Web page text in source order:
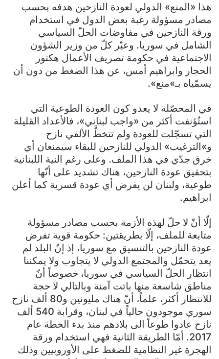
هذا «المنع» الدولي لعودة النازحين هدفه بحسب
مصادر مسؤولة رغبة بعض الدول في استخدام
ورقة النازحين في مفاوضات الحلّ السياسي
الشامل في سوريا. وعبّر كلّ من وزير الشؤون
الاجتماعية في حكومة تصريف الأعمال هكتور
الحجار وابراهيم أمس، عن هذا الضغط من دون أن
يسمّياه بـ»منع».
في المحصّلة لا يعدو كون العودة الطوعية التي
استُؤنفت أكثر من «واجب لبناني»، فالأعداد القليلة
التي تسجّلت للعودة ولم تتخطَّ الألفي نازح
و»الترغيب» الدولي للنازحين للبقاء سيمنعان أي
خرق جدّي في هذا الملف. وعلى رغم النية اللبنانية
بتحقيق عودة النازحين، هناك تشديد على أنّها
طوعية، ولبنان لن يفرض أي عودة قسرية كما أعلن
ابراهيم.
إلّا أنّ لا حلّ لهذه الأزمة بحسب مصادر مسؤولة
متابعة للملف، إلّا بطريقتين: حكومة قوية تفرض
عودة النازحين بالتنسيق مع سوريا، إذ إنّ البلد لم
يعد يتحمّل والمجتمع الدولي لا يتجاوب ولا يمكننا
انتظار الحلّ السياسي في سوريا، خصوصاً أنّ
مناطق شاسعة منها باتت آمنة وبالتالي لا حجة
للانتظار أكثر، علماً، أنّ هناك مليونين و80 ألف نازح
سوري موجودون حالياً في لبنان، وقرابة 540 ألف
نازح عادوا طوعاً الى بلادهم منذ بدء الخطة عام
2017. أمّا الطريقة الثانية فهي استخدام ورقة
الهجرة غير النظامية للضغط على الأوروبيين وذلك